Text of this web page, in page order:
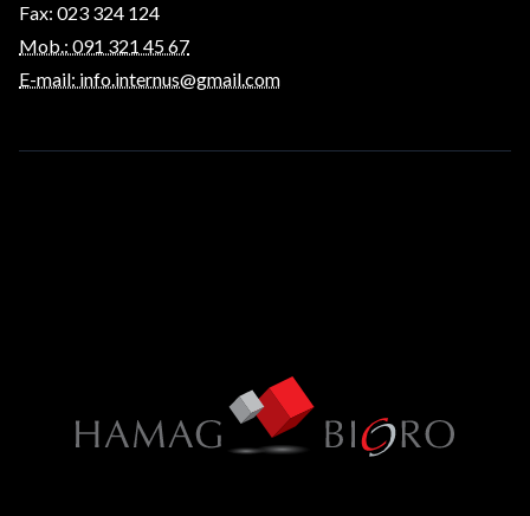
Fax: 023 324 124
Mob.: 091 321 45 67
E-mail: info.internus@gmail.com